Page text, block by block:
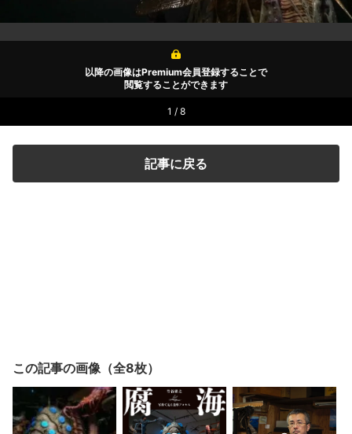
以降の画像はPremium会員登録することで
閲覧することができます
1 / 8
記事に戻る
この記事の画像（全8枚）